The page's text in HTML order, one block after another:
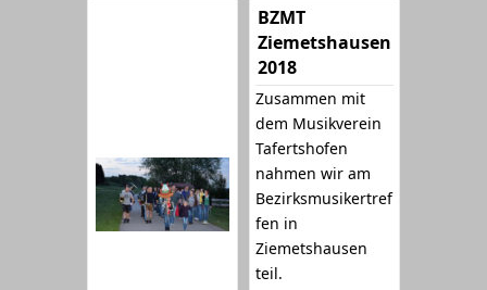
BZMT
Ziemetshausen
2018
Zusammen mit
dem Musikverein
Tafertshofen
nahmen wir am
Bezirksmusikertref
fen in
Ziemetshausen
teil.